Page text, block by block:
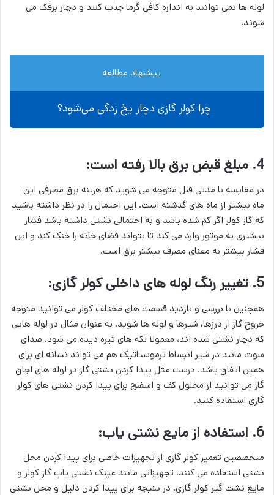
لوله ها نمی توانند به اندازه کافی گرما جذب کنند و دچار برفک می
شوند.
پیشنهاد مطالعه
چرا کولر گازی دچار یخ‌ زدگی می‌شود؟
4. مبلغ قبض برق بالا رفته است:
در مقایسه با مدتی قبل متوجه می شوید که هزینه برق مصرفی این
ماه بیشتر از ماه های گذشته است. این احتمال را در نظر داشته باشید
که گاز کولر اگر کم شده باشد و به احتمالی نشتی داشته باشد فشار
بیشتری به موتور وارد می کند تا بتواند فضای خانه را خنک کند و این
فشار بیشتر به معنای مصرف بیشتر برق است.
5. تغییر رنگ لوله های داخلی کولر گازی:
همچنین با بررسی و بازدید قسمت های مختلف کولر می توانید متوجه
خروج گاز از درزها، شیرها و لوله ها شوید. به عنوان مثال در لوله هایی
که دچار نشتی شده اند، معمولا لکه های تیره دیده می شود. صدای
سوت مانند در شیر انبساط ترموستاتیک هم می تواند نشانه ای برای
همین اتفاق باشد. درست مثل پیدا کردن نشتی گاز در لوله های اجاق
گاز می توانید از محلول کف و اسفنج برای پیدا کردن نشتی های کولر
گازی استفاده کنید.
6. استفاده از مایع نشتی یاب:
متخصصین تعمیر کولر گازی از تجهیزات خاصی برای پیدا کردن محل
نشتی استفاده می کنند، تجهیزاتی مانند عینک نشتی یاب گاز کولر و
مایع نشت گیر کولر گازی. در نتیجه برای پیدا کردن دلیل و محل نشتی